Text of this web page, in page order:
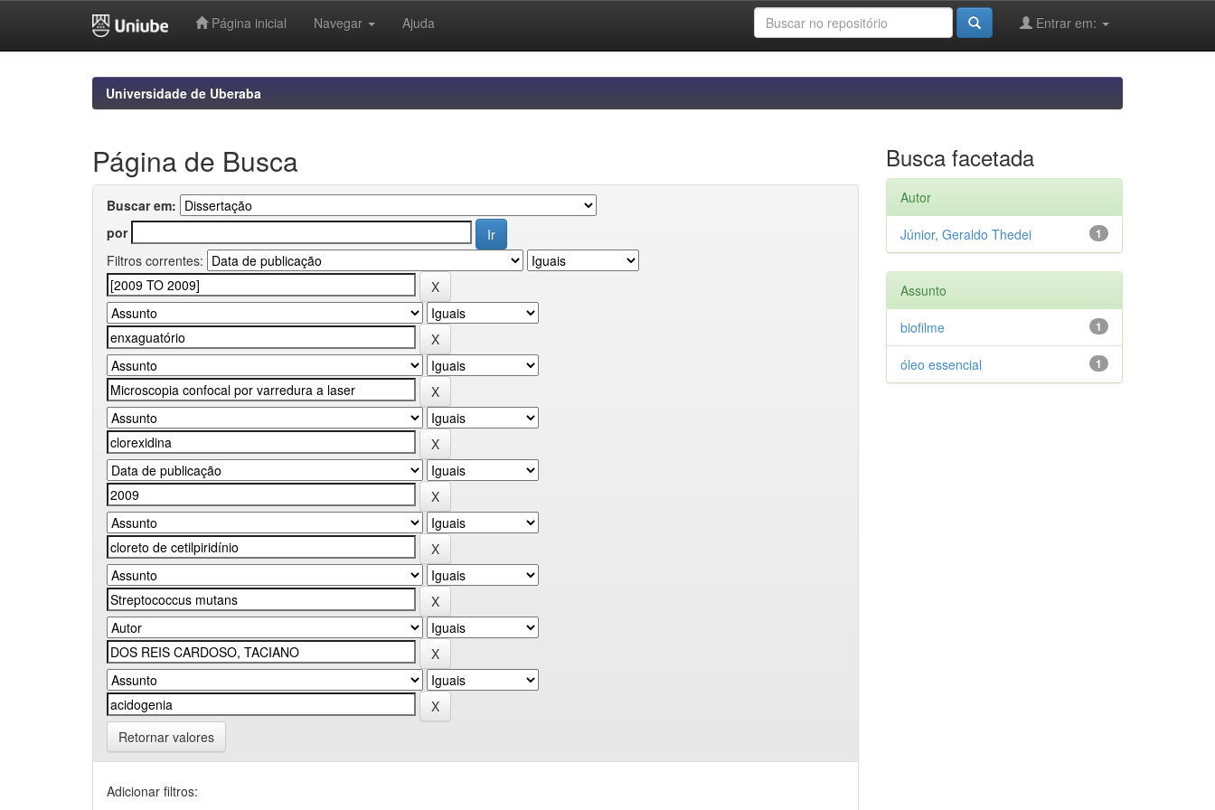
Página inicial Navegar Ajuda Entrar em:
Universidade de Uberaba
Página de Busca
Buscar em:
por
Filtros correntes:
Retornar valores
Adicionar filtros:
Busca facetada
Autor
1
Júnior, Geraldo Thedei
Assunto
1
biofilme
1
óleo essencial